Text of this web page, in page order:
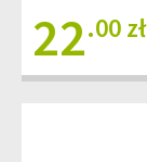
22.00 zł